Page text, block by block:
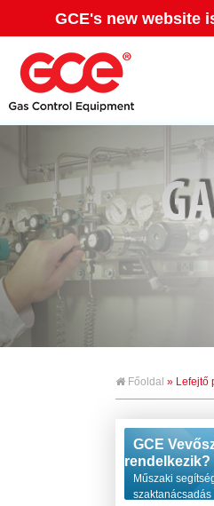
GCE's new website
Főoldal » Lefejtő
GCE
rendelkezik?
Műszaki
szaktanácsadás